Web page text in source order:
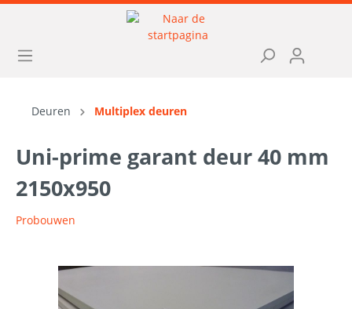
Deuren Multiplex deuren
Uni-prime garant deur 40 mm
2150x950
Probouwen